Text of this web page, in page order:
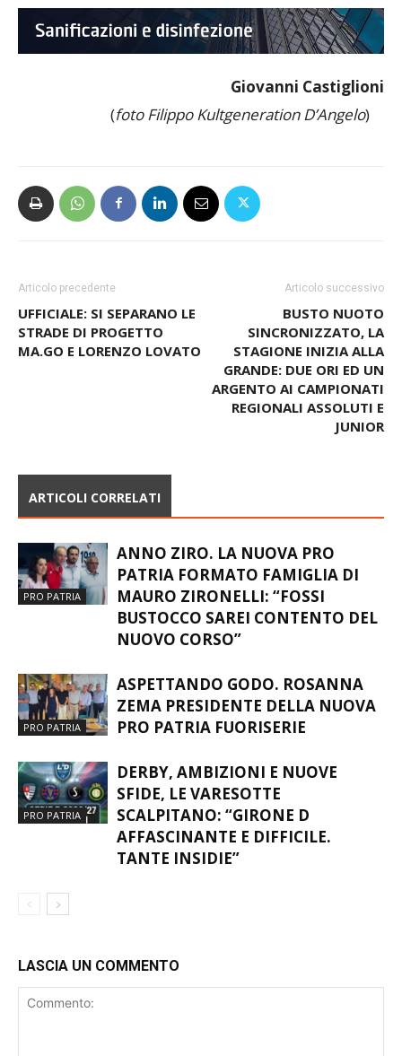
Giovanni Castiglioni
(foto Filippo Kultgeneration D’Angelo)
Articolo precedente
UFFICIALE: SI SEPARANO LE
STRADE DI PROGETTO
MA.GO E LORENZO LOVATO
Articolo successivo
BUSTO NUOTO
SINCRONIZZATO, LA
STAGIONE INIZIA ALLA
GRANDE: DUE ORI ED UN
ARGENTO AI CAMPIONATI
REGIONALI ASSOLUTI E
JUNIOR
ARTICOLI CORRELATI
PRO PATRIA
ANNO ZIRO. LA NUOVA PRO
PATRIA FORMATO FAMIGLIA DI
MAURO ZIRONELLI: “FOSSI
BUSTOCCO SAREI CONTENTO DEL
NUOVO CORSO”
PRO PATRIA
ASPETTANDO GODO. ROSANNA
ZEMA PRESIDENTE DELLA NUOVA
PRO PATRIA FUORISERIE
PRO PATRIA
DERBY, AMBIZIONI E NUOVE
SFIDE, LE VARESOTTE
SCALPITANO: “GIRONE D
AFFASCINANTE E DIFFICILE.
TANTE INSIDIE”
LASCIA UN COMMENTO